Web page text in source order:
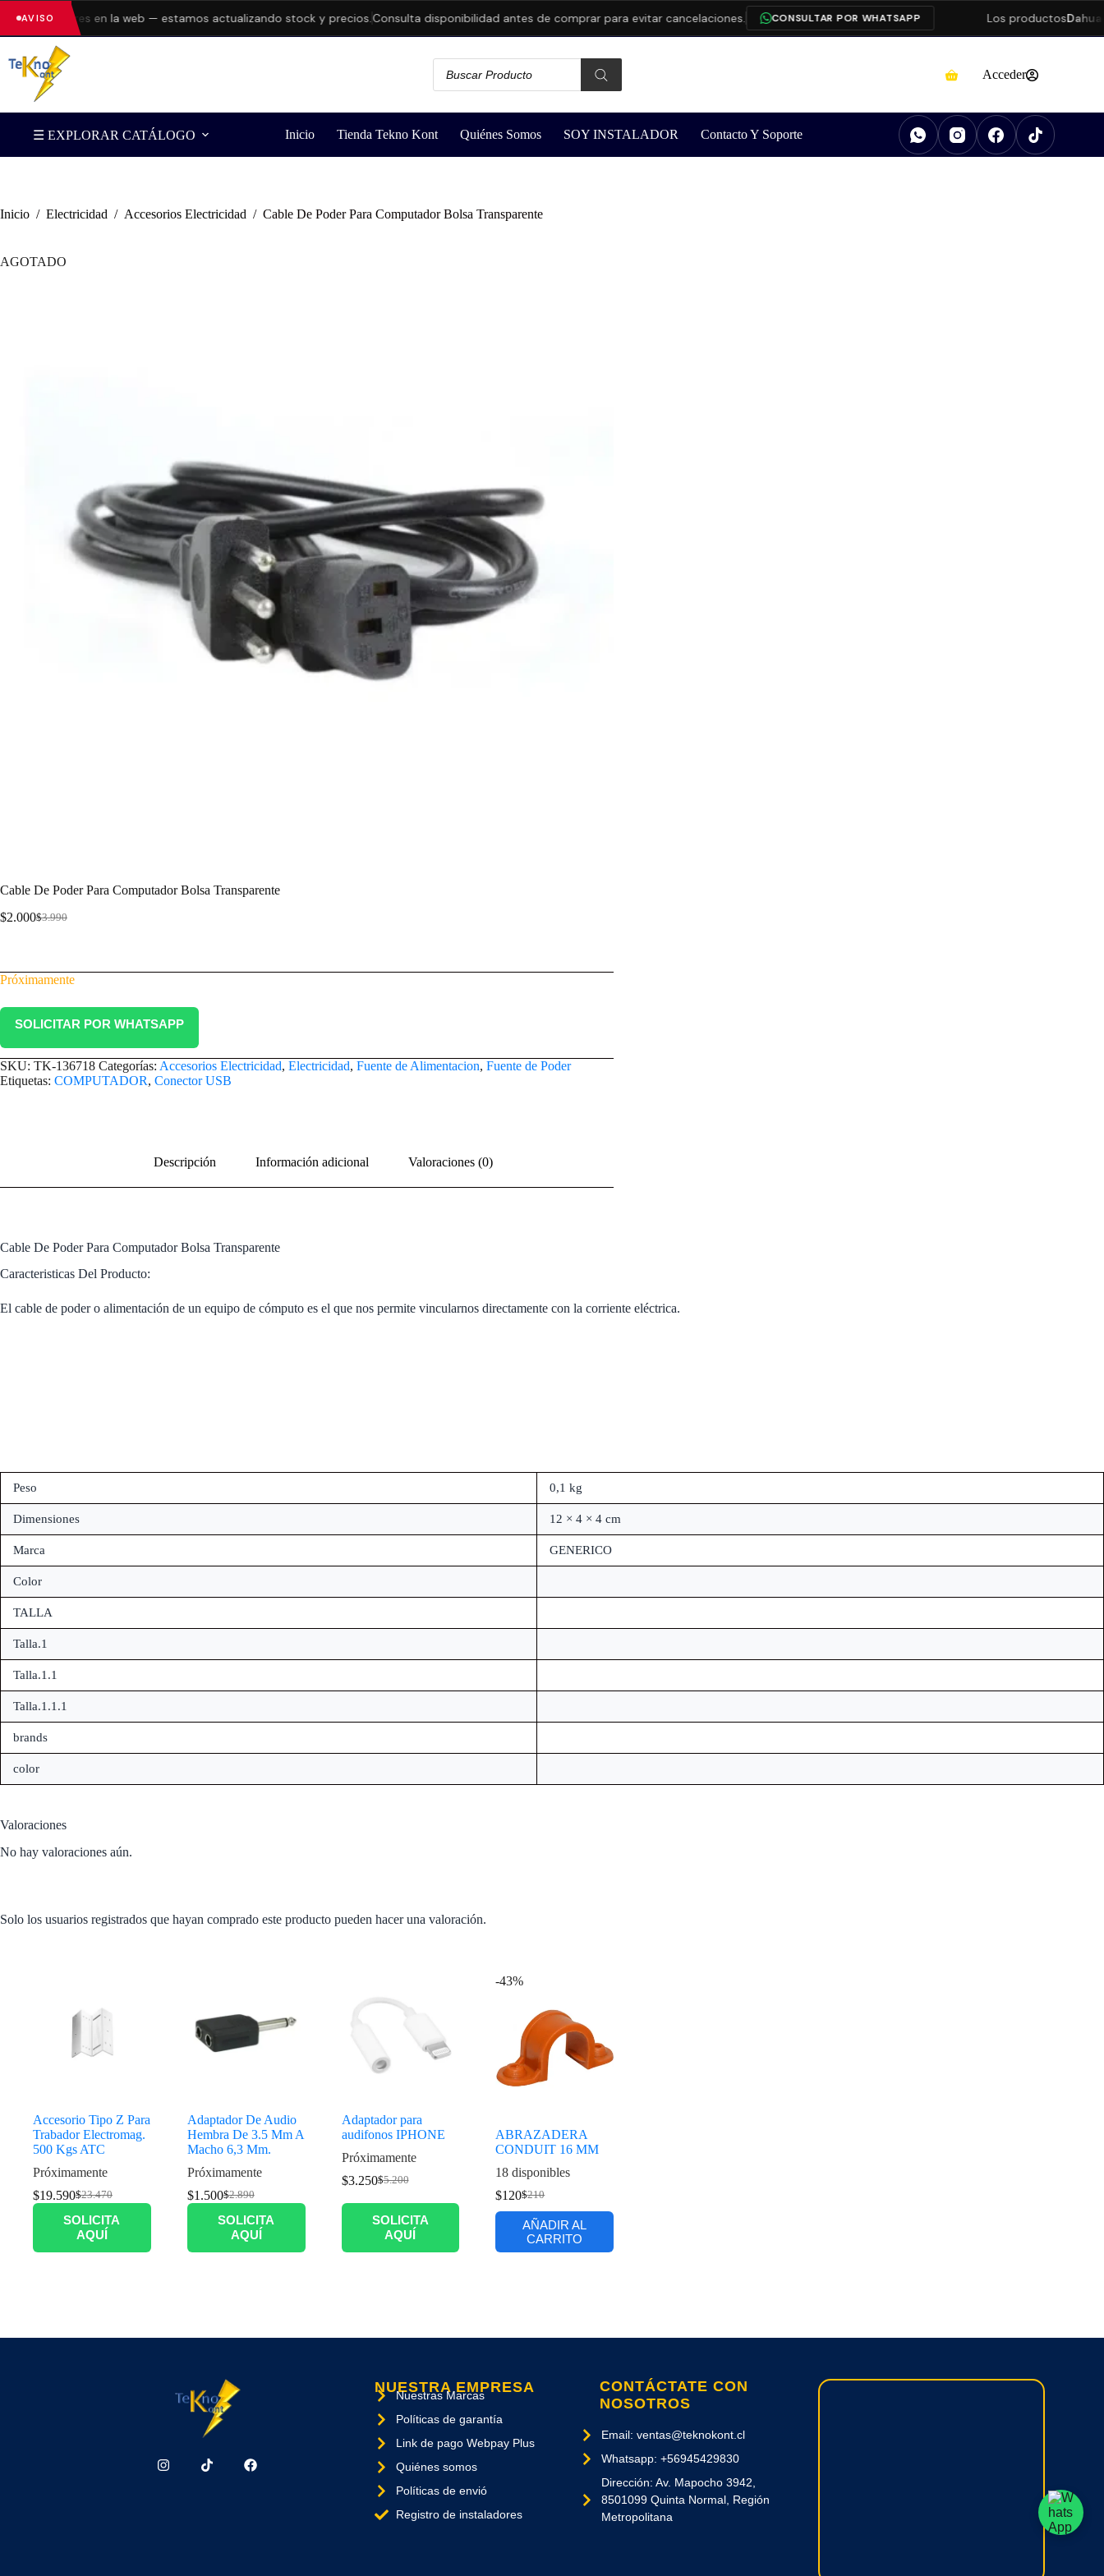
AVISO
errores en la web — estamos actualizando stock y precios.Consulta disponibilidad antes de comprar para evitar cancelaciones. CONSULTAR POR WHATSAPP Los productosDahua
Acceder
☰ EXPLORAR CATÁLOGO Inicio Tienda Tekno Kont Quiénes Somos SOY INSTALADOR Contacto Y Soporte
Inicio / Electricidad / Accesorios Electricidad / Cable De Poder Para Computador Bolsa Transparente
AGOTADO
Cable De Poder Para Computador Bolsa Transparente
$3.990
$2.000
Próximamente
SOLICITAR POR WHATSAPP
SKU: TK-136718 Categorías: Accesorios Electricidad, Electricidad, Fuente de Alimentacion, Fuente de Poder
Etiquetas: COMPUTADOR, Conector USB
Descripción Información adicional Valoraciones (0)
Cable De Poder Para Computador Bolsa Transparente
Caracteristicas Del Producto:
El cable de poder o alimentación de un equipo de cómputo es el que nos permite vincularnos directamente con la corriente eléctrica.
Peso 0,1 kg
Dimensiones 12 × 4 × 4 cm
Marca GENERICO
Color
TALLA
Talla.1
Talla.1.1
Talla.1.1.1
brands
color
Valoraciones
No hay valoraciones aún.
Solo los usuarios registrados que hayan comprado este producto pueden hacer una valoración.
Accesorio Tipo Z Para
Trabador Electromag.
500 Kgs ATC
Próximamente
$23.470
$19.590
SOLICITA
AQUÍ
Adaptador De Audio
Hembra De 3.5 Mm A
Macho 6,3 Mm.
Próximamente
$2.890
$1.500
SOLICITA
AQUÍ
Adaptador para
audifonos IPHONE
Próximamente
$5.200
$3.250
SOLICITA
AQUÍ
-43%
ABRAZADERA
CONDUIT 16 MM
18 disponibles
$210
$120
AÑADIR AL
CARRITO
NUESTRA EMPRESA
Nuestras Marcas
Políticas de garantía
Link de pago Webpay Plus
Quiénes somos
Políticas de envió
Registro de instaladores
CONTÁCTATE CON
NOSOTROS
Email: ventas@teknokont.cl
Whatsapp: +56945429830
Dirección: Av. Mapocho 3942,
8501099 Quinta Normal, Región
Metropolitana